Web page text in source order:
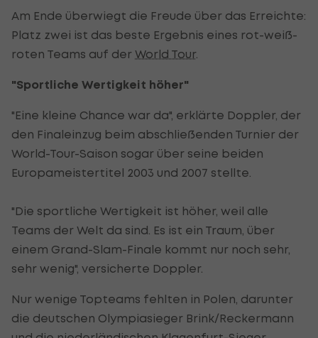
Am Ende überwiegt die Freude über das Erreichte:
Platz zwei ist das beste Ergebnis eines rot-weiß-
roten Teams auf der World Tour.
"Sportliche Wertigkeit höher"
"Eine kleine Chance war da", erklärte Doppler, der
den Finaleinzug beim abschließenden Turnier der
World-Tour-Saison sogar über seine beiden
Europameistertitel 2003 und 2007 stellte.
"Die sportliche Wertigkeit ist höher, weil alle
Teams der Welt da sind. Es ist ein Traum, über
einem Grand-Slam-Finale kommt nur noch sehr,
sehr wenig", versicherte Doppler.
Nur wenige Topteams fehlten in Polen, darunter
die deutschen Olympiasieger Brink/Reckermann